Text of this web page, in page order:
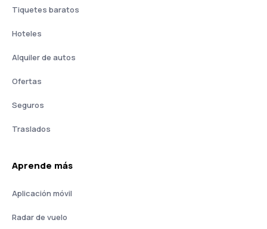
Tiquetes baratos
Hoteles
Alquiler de autos
Ofertas
Seguros
Traslados
Aprende más
Aplicación móvil
Radar de vuelo